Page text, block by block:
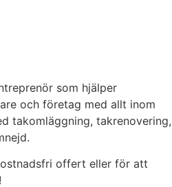
som hjälper
och företag med allt inom
takomläggning, takrenovering,
offert eller för att